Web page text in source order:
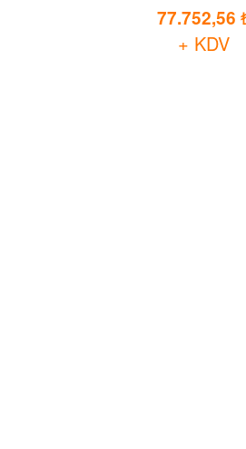
77.752,56
+ KDV